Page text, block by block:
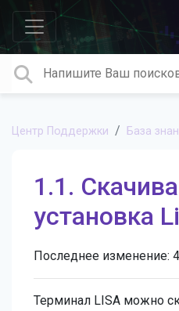
Центр Поддержки База
1.1.
установка
Последнее изменение:
Терминал LISA можно